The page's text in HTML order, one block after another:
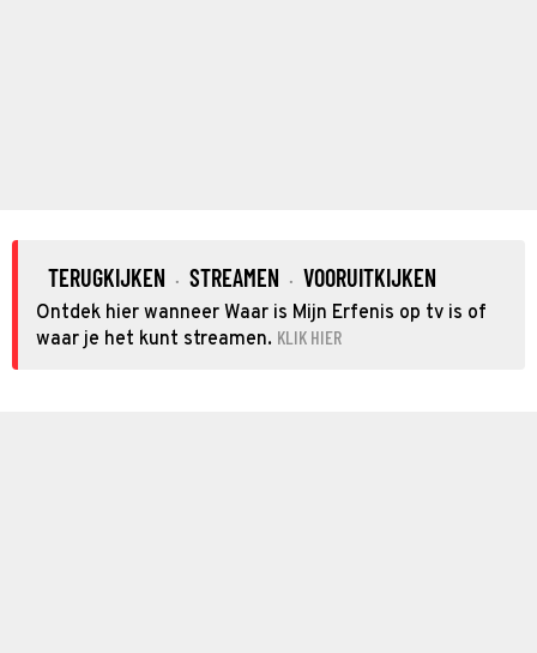
TERUGKIJKEN · STREAMEN · VOORUITKIJKEN
Ontdek hier wanneer Waar is Mijn Erfenis op tv is of
waar je het kunt streamen. KLIK HIER